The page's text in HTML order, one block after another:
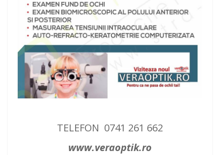
TELEFON 0741 261 662
www.veraoptik.ro